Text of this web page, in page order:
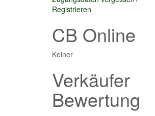
Registrieren
CB Online
Keiner
Verkäufer
Bewertung